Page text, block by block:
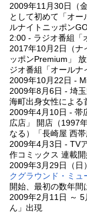
2009年11月30日（
として初めて「オ
ルナイトニッポン
2:00 - ラジオ番組「
2017年10月2日（ナ
ッポンPremium」
ジオ番組「オールナ
2009年10月22日 -
2009年8月6日 - 埼
海町出身女性による
2009年4月10日 - 帯
広店」 開店（1997
なる）「長崎屋 西帯
2009年4月3日 - TV
作コミックス 連載開
2009年3月29日（日
クグラウンド・ミュ
開始、最初の数年間
2009年2月11日 ～
ん」出現